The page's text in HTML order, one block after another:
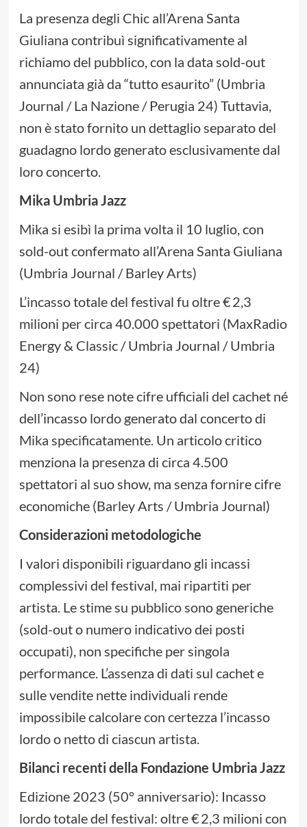
La presenza degli Chic all’Arena Santa
Giuliana contribuì significativamente al
richiamo del pubblico, con la data sold-out
annunciata già da “tutto esaurito” (Umbria
Journal / La Nazione / Perugia 24) Tuttavia,
non è stato fornito un dettaglio separato del
guadagno lordo generato esclusivamente dal
loro concerto.
Mika Umbria Jazz
Mika si esibì la prima volta il 10 luglio, con
sold-out confermato all’Arena Santa Giuliana
(Umbria Journal / Barley Arts)
L’incasso totale del festival fu oltre € 2,3
milioni per circa 40.000 spettatori (MaxRadio
Energy & Classic / Umbria Journal / Umbria
24)
Non sono rese note cifre ufficiali del cachet né
dell’incasso lordo generato dal concerto di
Mika specificatamente. Un articolo critico
menziona la presenza di circa 4.500
spettatori al suo show, ma senza fornire cifre
economiche (Barley Arts / Umbria Journal)
Considerazioni metodologiche
I valori disponibili riguardano gli incassi
complessivi del festival, mai ripartiti per
artista. Le stime su pubblico sono generiche
(sold-out o numero indicativo dei posti
occupati), non specifiche per singola
performance. L’assenza di dati sul cachet e
sulle vendite nette individuali rende
impossibile calcolare con certezza l’incasso
lordo o netto di ciascun artista.
Bilanci recenti della Fondazione Umbria Jazz
Edizione 2023 (50° anniversario): Incasso
lordo totale del festival: oltre € 2,3 milioni con